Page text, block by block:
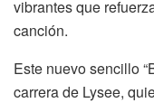
vibrantes que
canción.
Este nuevo sencillo
carrera de Lysee,